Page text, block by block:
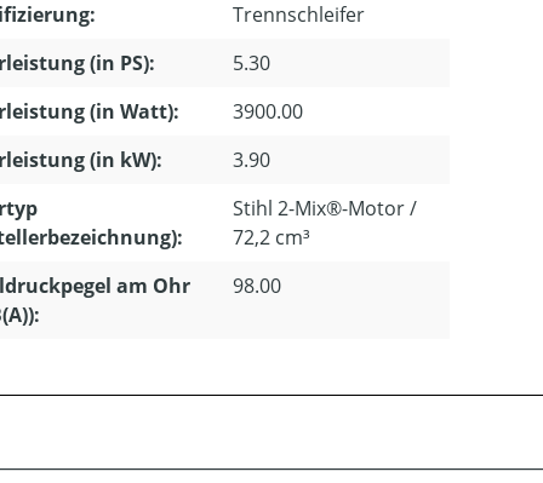
Trennschleifer
(in PS):
5.30
(in Watt):
3900.00
(in kW):
3.90
Stihl 2-Mix®-Motor /
72,2 cm³
am Ohr
98.00